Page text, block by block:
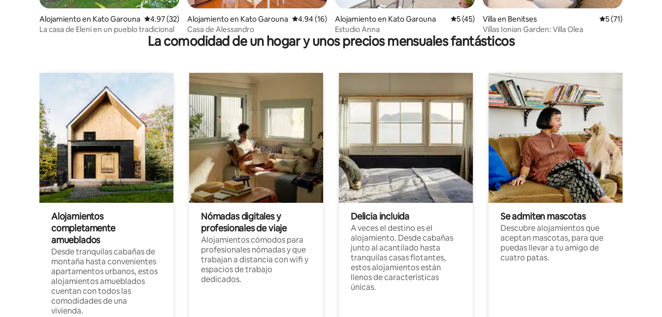
Alojamiento en Kato Garouna Calificación promedio: 4.97 de 5, 32 reseñas
4.97 (32)
La casa de Eleni en un pueblo tradicional
Alojamiento en Kato Garouna Calificación promedio: 4.94 de 5, 16 reseñas
4.94 (16)
Casa de Alessandro
Alojamiento en Kato Garouna Calificación promedio: 5 de 5, 45 reseñas
5 (45)
Estudio Anna
Villa en Benitses Calificación
5 (71)
Villas Ionian Garden: Villa Olea
La comodidad de un hogar y unos precios mensuales fantásticos
Alojamientos
completamente
amueblados
Desde tranquilas cabañas de
montaña hasta convenientes
apartamentos urbanos, estos
alojamientos amueblados
cuentan con todos las
comodidades de una
vivienda.
Nómadas digitales y
profesionales de viaje
Alojamientos cómodos para
profesionales nómadas y que
trabajan a distancia con wifi y
espacios de trabajo
dedicados.
Delicia incluida
A veces el destino es el
alojamiento. Desde cabañas
junto al acantilado hasta
tranquilas casas flotantes,
estos alojamientos están
llenos de características
únicas.
Se admiten mascotas
Descubre alojamientos que
aceptan mascotas, para que
puedas llevar a tu amigo de
cuatro patas.